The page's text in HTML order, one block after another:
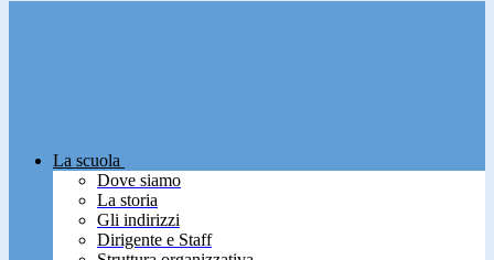
La scuola
Dove siamo
La storia
Gli indirizzi
Dirigente e Staff